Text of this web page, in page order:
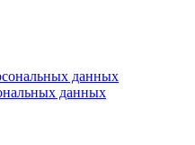
данных
данных